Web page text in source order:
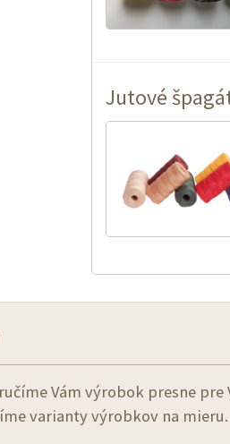
Jutové
Vám výrobok presne
varianty výrobkov na mieru.